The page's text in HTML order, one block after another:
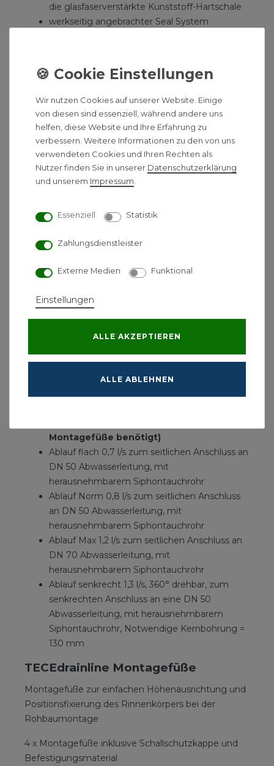
die glasfaserverstärkte Kunststoff-Hartschale
werkseitig angebrachter Seal System
bahnenförmige Verbundabdichtung
Bauzeitschutz mit Originalitätssiegel für
Edelstahlrinne und Seal System
Dichtmanschette
Aufnahme zur Montage von optionalen
Montagefüßen und zur Verankerung im
Estrich
mittigem Rinnenstutzen zum Anschluss des
Ablaufs
Wasserabflusses und Selbstreinigungseffektes
Tauchrohrdichtung
Designrost Basic
Rinnenkörper
belastbar nach Belastungsklasse K3 - Prüflast
TECEdrainline Abläufe
Ablauf superflach 0,5L/s zum seitlichen
Montagefüße benötigt)
Ablauf flach 0,7 l/s zum seitlichen Anschluss an
DN 50 Abwasserleitung, mit
herausnehmbarem Siphontauchrohr
Ablauf Norm 0,8 l/s zum seitlichen Anschluss
an DN 50 Abwasserleitung, mit
herausnehmbarem Siphontauchrohr
Ablauf Max 1,2 l/s zum seitlichen Anschluss an
DN 70 Abwasserleitung, mit
herausnehmbarem Siphontauchrohr
Ablauf senkrecht 1,3 l/s, 360° drehbar, zum
senkrechten Anschluss an eine DN 50
Abwasserleitung, mit herausnehmbarem
Siphontauchrohr, Notwendige Kernbohrung =
130 mm
TECEdrainline Montagefüße
Montagefüße zur einfachen Höhenausrichtung und
Positionsfixierung des Rinnenkörpers bei der
Rohbaumontage
4 x Montagefüße inklusive Schallschutzkappe und
Befestigungsmaterial
Wir nutzen Cookies auf unserer Website. Einige
von diesen sind essenziell, während andere uns
helfen, diese Website und Ihre Erfahrung zu
verbessern. Weitere Informationen zu den von uns
verwendeten Cookies und Ihren Rechten als
Nutzer finden Sie in unserer Daten­schutz­erklärung
und unserem Impressum
Essenziell Statistik
Zahlungsdienstleister
Externe Medien Funktional
Einstellungen
ALLE AKZEPTIEREN
ALLE ABLEHNEN